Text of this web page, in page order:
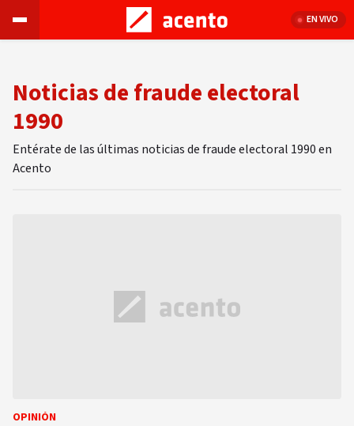
EN VIVO
Noticias de fraude electoral
1990
Entérate de las últimas noticias de fraude electoral 1990 en
Acento
OPINIÓN